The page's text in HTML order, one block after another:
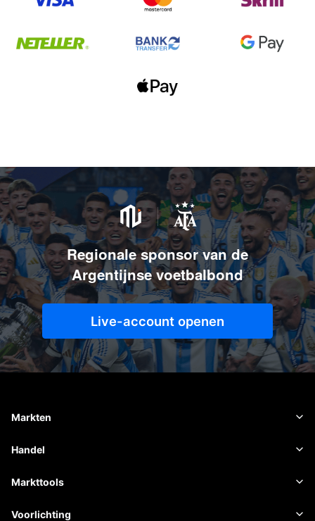
Regionale sponsor van de
Argentijnse voetbalbond
Live-account openen
Markten
Forex
Grondstoffen
Handel
Handelsplatform
Risicobeheer
Markttools
Economische kalender
Voorlichting